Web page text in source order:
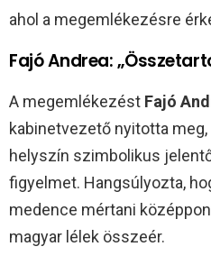
ahol a megemlékezésre
Fajó Andrea:
A megemlékezést Fajó
kabinetvezető nyitotta
helyszín szimbolikus
figyelmet. Hangsúlyozta,
medence mértani
magyar lélek összeér.